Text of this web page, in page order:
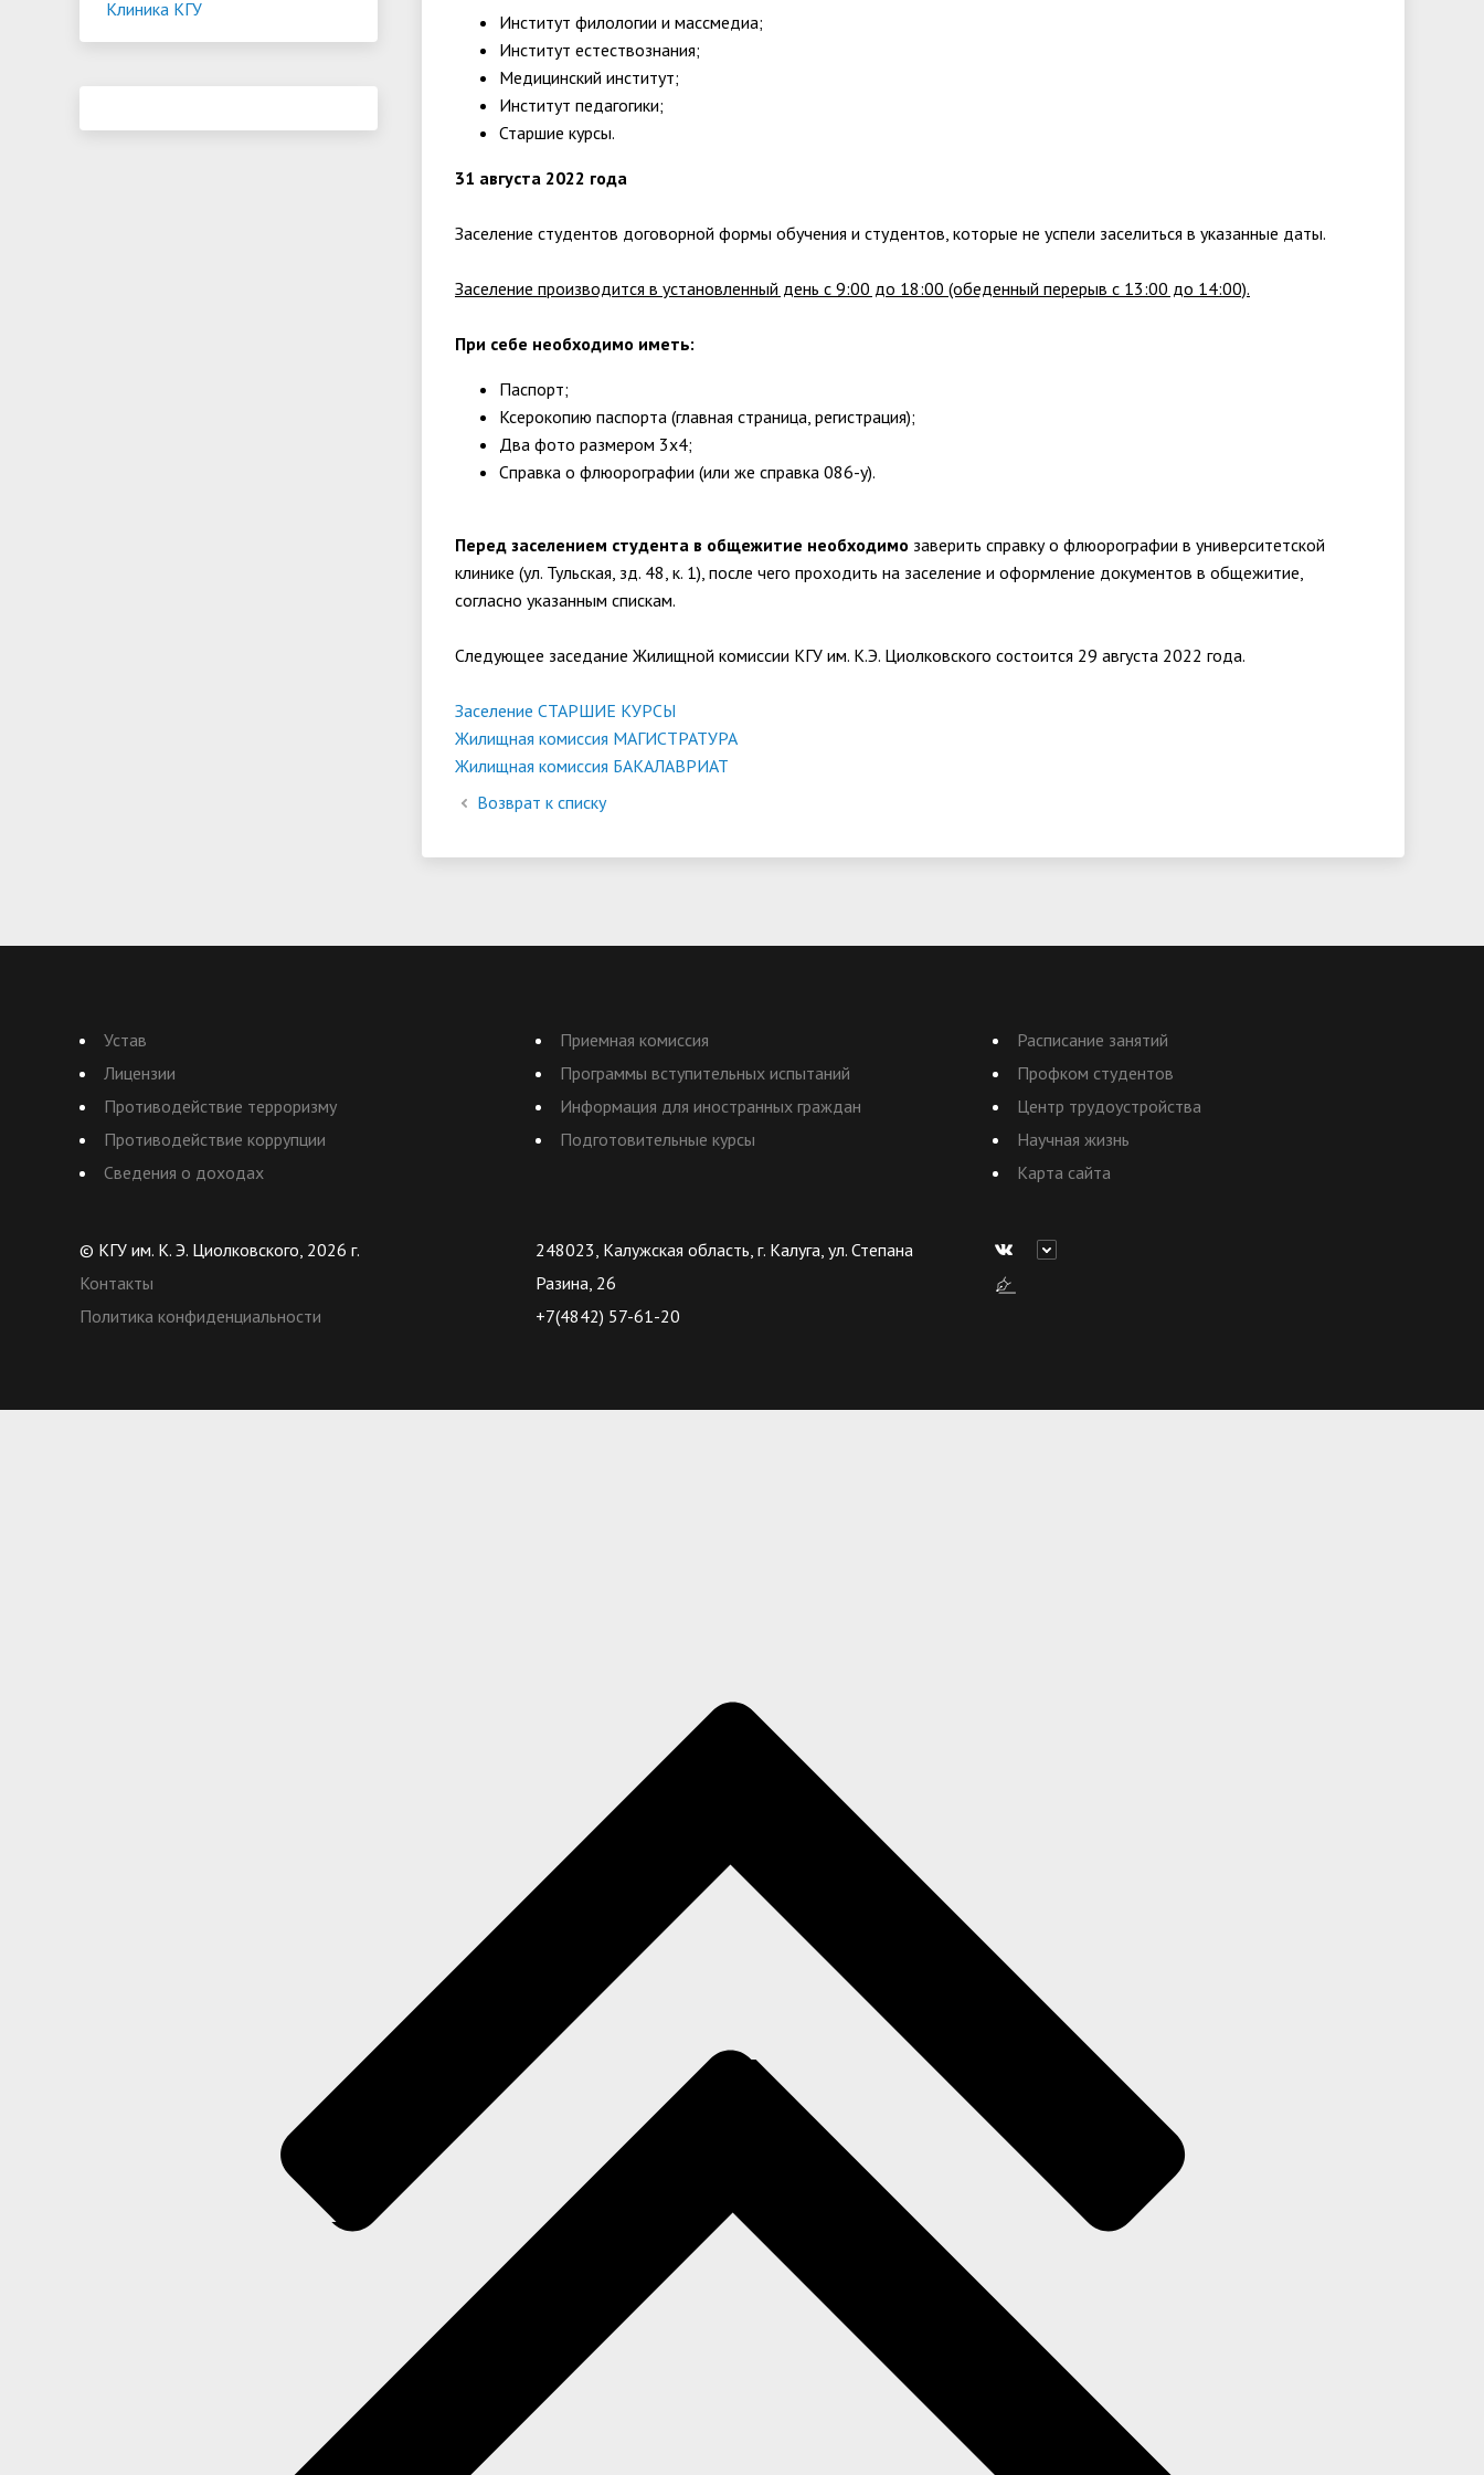
Клиника КГУ
Институт филологии и массмедиа;
Институт естествознания;
Медицинский институт;
Институт педагогики;
Старшие курсы.
31 августа 2022 года
Заселение студентов договорной формы обучения и студентов, которые не успели заселиться в указанные даты.
Заселение производится в установленный день с 9:00 до 18:00 (обеденный перерыв с 13:00 до 14:00).
При себе необходимо иметь:
Паспорт;
Ксерокопию паспорта (главная страница, регистрация);
Два фото размером 3х4;
Справка о флюорографии (или же справка 086-у).
Перед заселением студента в общежитие необходимо заверить справку о флюорографии в университетской
клинике (ул. Тульская, зд. 48, к. 1), после чего проходить на заселение и оформление документов в общежитие,
согласно указанным спискам.
Следующее заседание Жилищной комиссии КГУ им. К.Э. Циолковского состоится 29 августа 2022 года.
Заселение СТАРШИЕ КУРСЫ
Жилищная комиссия МАГИСТРАТУРА
Жилищная комиссия БАКАЛАВРИАТ
Возврат к списку
Устав
Лицензии
Противодействие терроризму
Противодействие коррупции
Сведения о доходах
Приемная комиссия
Программы вступительных испытаний
Информация для иностранных граждан
Подготовительные курсы
Расписание занятий
Профком студентов
Центр трудоустройства
Научная жизнь
Карта сайта
© КГУ им. К. Э. Циолковского, 2026 г.
Контакты
Политика конфиденциальности
248023, Калужская область, г. Калуга, ул. Степана
Разина, 26
+7(4842) 57-61-20